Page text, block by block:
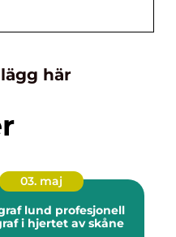
här
03. maj
profesjonell
i hjertet av skåne